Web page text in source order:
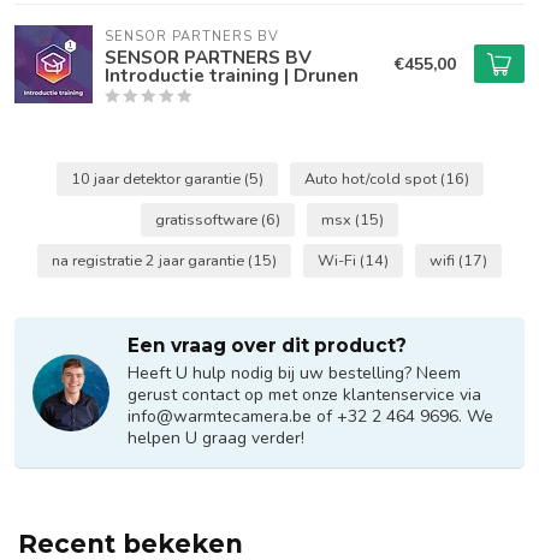
SENSOR PARTNERS BV
SENSOR PARTNERS BV
Introductie training | Drunen €455,00
10 jaar detektor garantie (5) Auto hot/cold spot (16)
gratissoftware (6) msx (15)
na registratie 2 jaar garantie (15) Wi-Fi (14) wifi (17)
Een vraag over dit product?
Heeft U hulp nodig bij uw bestelling? Neem
gerust contact op met onze klantenservice via
info@warmtecamera.be of +32 2 464 9696. We
helpen U graag verder!
Recent bekeken